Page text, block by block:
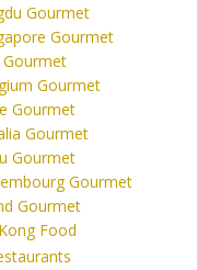
Gourmet
Gourmet
Gourmet
Gourmet
Gourmet
Gourmet
Gourmet
Gourmet
Gourmet
Food